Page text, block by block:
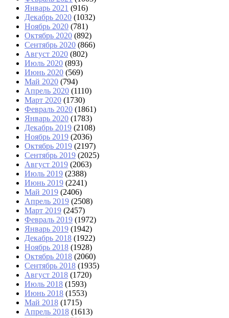
Январь 2021 (916)
Декабрь 2020 (1032)
Ноябрь 2020 (781)
Октябрь 2020 (892)
Сентябрь 2020 (866)
Август 2020 (802)
Июль 2020 (893)
Июнь 2020 (569)
Май 2020 (794)
Апрель 2020 (1110)
Март 2020 (1730)
Февраль 2020 (1861)
Январь 2020 (1783)
Декабрь 2019 (2108)
Ноябрь 2019 (2036)
Октябрь 2019 (2197)
Сентябрь 2019 (2025)
Август 2019 (2063)
Июль 2019 (2388)
Июнь 2019 (2241)
Май 2019 (2406)
Апрель 2019 (2508)
Март 2019 (2457)
Февраль 2019 (1972)
Январь 2019 (1942)
Декабрь 2018 (1922)
Ноябрь 2018 (1928)
Октябрь 2018 (2060)
Сентябрь 2018 (1935)
Август 2018 (1720)
Июль 2018 (1593)
Июнь 2018 (1553)
Май 2018 (1715)
Апрель 2018 (1613)